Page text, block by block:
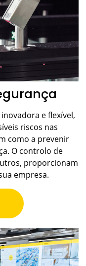
e flexível,
riscos nas
como a prevenir
O controlo de
proporcionam
empresa.